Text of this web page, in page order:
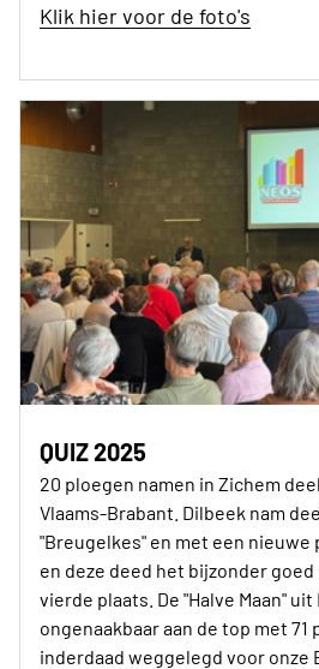
Klik hier voor de foto's
QUIZ 2025
20 ploegen namen in Zichem
Vlaams-Brabant. Dilbeek nam
"Breugelkes" en met een nieuwe
en deze deed het bijzonder
vierde plaats. De "Halve Maan"
ongenaakbaar aan de top met 71
inderdaad weggelegd voor onze